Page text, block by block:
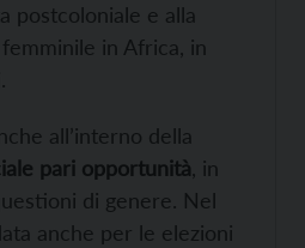
postcoloniale e alla
in Africa, in
all’interno della
pari opportunità, in
di genere. Nel
anche per le elezioni